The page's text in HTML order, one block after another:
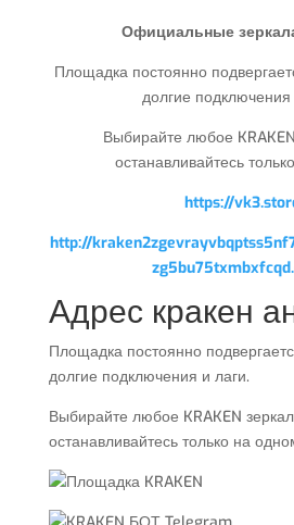
Официальные
Площадка постоянно
долгие подключения
Выбирайте любое
останавливайтесь
https://
http://
Адрес кракен
Площадка постоянно
долгие подключения и лаги.
Выбирайте любое KRAKEN
останавливайтесь только на